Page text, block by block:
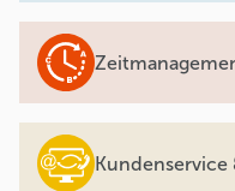
Kundenservice